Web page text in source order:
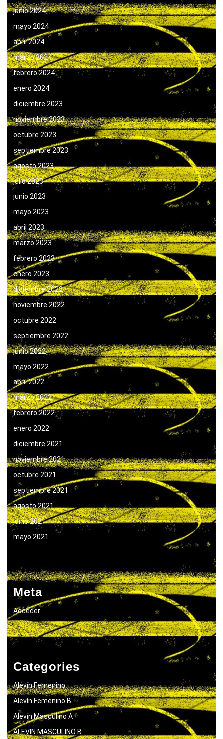
junio 2024
mayo 2024
abril 2024
marzo 2024
febrero 2024
enero 2024
diciembre 2023
noviembre 2023
octubre 2023
septiembre 2023
agosto 2023
julio 2023
junio 2023
mayo 2023
abril 2023
marzo 2023
febrero 2023
enero 2023
diciembre 2022
noviembre 2022
octubre 2022
septiembre 2022
junio 2022
mayo 2022
abril 2022
marzo 2022
febrero 2022
enero 2022
diciembre 2021
noviembre 2021
octubre 2021
septiembre 2021
agosto 2021
junio 2021
mayo 2021
Meta
Acceder
Categories
Alevín Femenino
Alevín Femenino B
Alevín Masculino A
ALEVIN MASCULINO B